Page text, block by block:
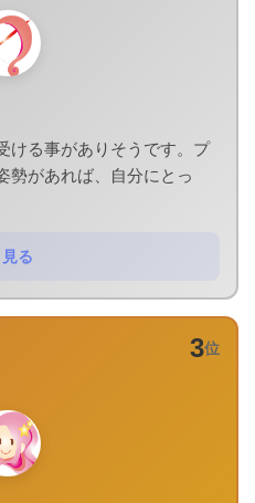
ける事がありそうです。プ
勢があれば、自分にとっ
る
3位